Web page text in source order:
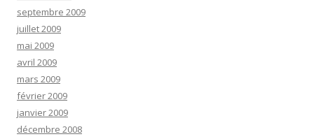
septembre 2009
juillet 2009
mai 2009
avril 2009
mars 2009
février 2009
janvier 2009
décembre 2008